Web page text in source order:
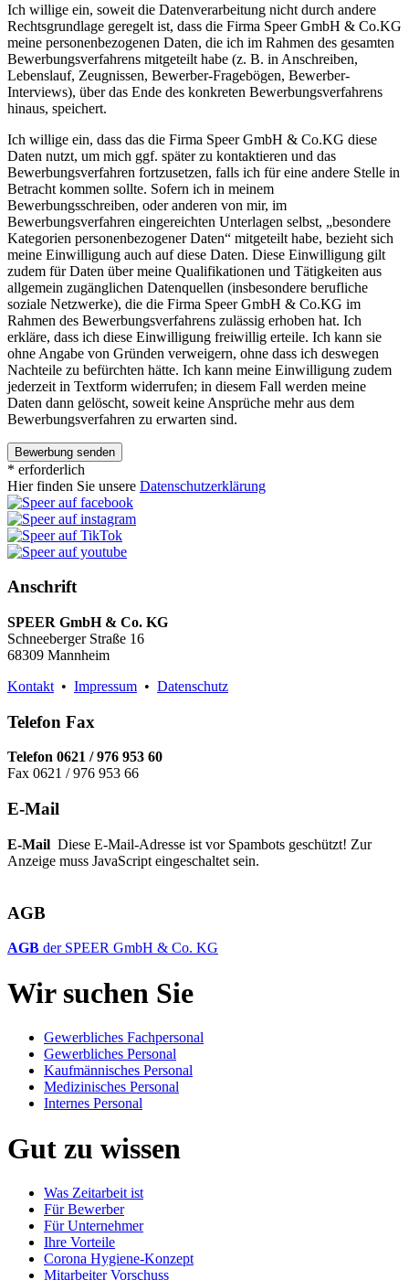
Ich willige ein, soweit die Datenverarbeitung nicht durch andere
Rechtsgrundlage geregelt ist, dass die Firma Speer GmbH & Co.KG
meine personenbezogenen Daten, die ich im Rahmen des gesamten
Bewerbungsverfahrens mitgeteilt habe (z. B. in Anschreiben,
Lebenslauf, Zeugnissen, Bewerber-Fragebögen, Bewerber-
Interviews), über das Ende des konkreten Bewerbungsverfahrens
hinaus, speichert.
Ich willige ein, dass das die Firma Speer GmbH & Co.KG diese
Daten nutzt, um mich ggf. später zu kontaktieren und das
Bewerbungsverfahren fortzusetzen, falls ich für eine andere Stelle in
Betracht kommen sollte. Sofern ich in meinem
Bewerbungsschreiben, oder anderen von mir, im
Bewerbungsverfahren eingereichten Unterlagen selbst, „besondere
Kategorien personenbezogener Daten“ mitgeteilt habe, bezieht sich
meine Einwilligung auch auf diese Daten. Diese Einwilligung gilt
zudem für Daten über meine Qualifikationen und Tätigkeiten aus
allgemein zugänglichen Datenquellen (insbesondere berufliche
soziale Netzwerke), die die Firma Speer GmbH & Co.KG im
Rahmen des Bewerbungsverfahrens zulässig erhoben hat. Ich
erkläre, dass ich diese Einwilligung freiwillig erteile. Ich kann sie
ohne Angabe von Gründen verweigern, ohne dass ich deswegen
Nachteile zu befürchten hätte. Ich kann meine Einwilligung zudem
jederzeit in Textform widerrufen; in diesem Fall werden meine
Daten dann gelöscht, soweit keine Ansprüche mehr aus dem
Bewerbungsverfahren zu erwarten sind.
Bewerbung senden
* erforderlich
Hier finden Sie unsere Datenschutzerklärung
Anschrift
SPEER GmbH & Co. KG
Schneeberger Straße 16
68309 Mannheim
Kontakt • Impressum • Datenschutz
Telefon Fax
Telefon 0621 / 976 953 60
Fax 0621 / 976 953 66
E-Mail
E-Mail Diese E-Mail-Adresse ist vor Spambots geschützt! Zur
Anzeige muss JavaScript eingeschaltet sein.
AGB
AGB der SPEER GmbH & Co. KG
Wir suchen Sie
Gewerbliches Fachpersonal
Gewerbliches Personal
Kaufmännisches Personal
Medizinisches Personal
Internes Personal
Gut zu wissen
Was Zeitarbeit ist
Für Bewerber
Für Unternehmer
Ihre Vorteile
Corona Hygiene-Konzept
Mitarbeiter Vorschuss